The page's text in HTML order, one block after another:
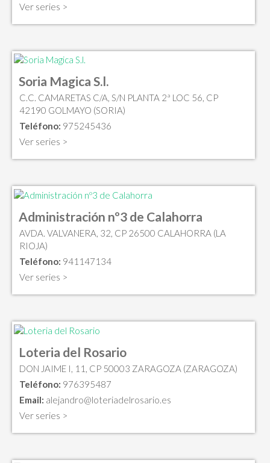
Ver series >
Soria Magica S.l.
C.C. CAMARETAS C/A, S/N PLANTA 2ª LOC 56, CP
42190 GOLMAYO (SORIA)
Teléfono: 975245436
Ver series >
Administración nº3 de Calahorra
AVDA. VALVANERA, 32, CP 26500 CALAHORRA (LA
RIOJA)
Teléfono: 941147134
Ver series >
Loteria del Rosario
DON JAIME I, 11, CP 50003 ZARAGOZA (ZARAGOZA)
Teléfono: 976395487
Email: alejandro@loteriadelrosario.es
Ver series >